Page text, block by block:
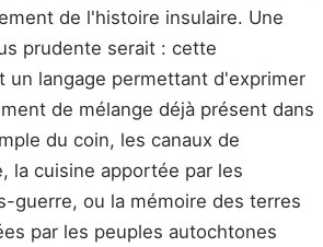
de l'histoire insulaire. Une
prudente serait : cette
un langage permettant d'exprimer
de mélange déjà présent dans
du coin, les canaux de
la cuisine apportée par les
guerre, ou la mémoire des terres
par les peuples autochtones